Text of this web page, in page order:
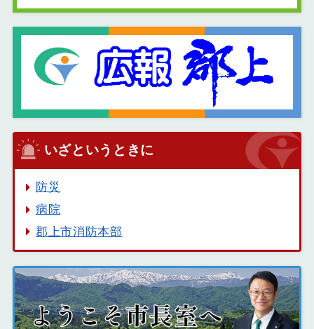
いざというときに
防災
病院
郡上市消防本部